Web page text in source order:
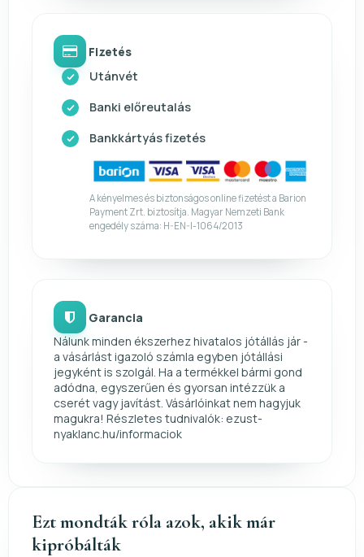
Fizetés
Utánvét
Banki előreutalás
Bankkártyás fizetés
A kényelmes és biztonságos online fizetést a Barion
Payment Zrt. biztosítja. Magyar Nemzeti Bank
engedély száma: H-EN-I-1064/2013
Garancia
Nálunk minden ékszerhez hivatalos jótállás jár -
a vásárlást igazoló számla egyben jótállási
jegyként is szolgál. Ha a termékkel bármi gond
adódna, egyszerűen és gyorsan intézzük a
cserét vagy javítást. Vásárlóinkat nem hagyjuk
magukra! Részletes tudnivalók: ezust-
nyaklanc.hu/informaciok
Ezt mondták róla azok, akik már
kipróbálták